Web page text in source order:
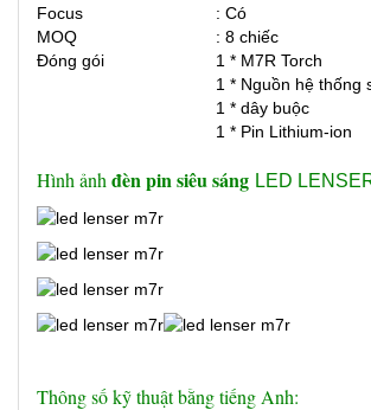
Focus
: Có
MOQ
: 8 chiếc
Đóng gói
1 * M7R Torch
1 * Nguồn hệ thống
1 * dây buộc
1 * Pin Lithium-ion
Hình ảnh đèn pin siêu sáng LED
Thông số kỹ thuật bằng tiếng Anh: